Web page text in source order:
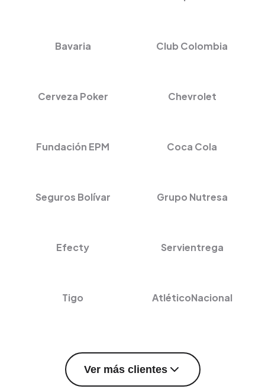
Bavaria Club Colombia
Cerveza Poker Chevrolet
Fundación EPM Coca Cola
Seguros Bolívar Grupo Nutresa
Efecty Servientrega
Tigo AtléticoNacional
Ver más clientes